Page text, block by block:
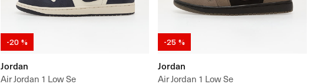
-20 %
Jordan
Air Jordan 1 Low Se
-25 %
Jordan
Air Jordan 1 Low Se